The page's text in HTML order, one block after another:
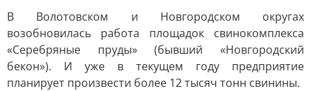
В Волотовском и Новгородском округах
возобновилась работа площадок свинокомплекса
«Серебряные пруды» (бывший «Новгородский
бекон»). И уже в текущем году предприятие
планирует произвести более 12 тысяч тонн свинины.